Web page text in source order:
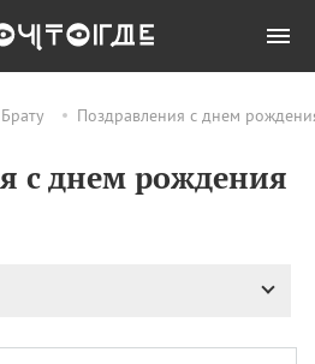
Брату Поздравления с днем
с днем рождения
ПРАЗДНИКИ Все
09.08 День памяти жертв
атомной
день